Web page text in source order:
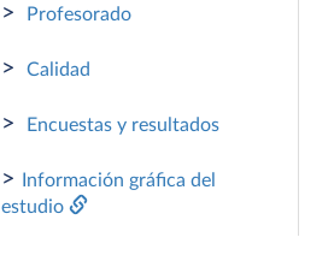
> Profesorado
> Calidad
> Encuestas y resultados
>
Información gráfica del
estudio